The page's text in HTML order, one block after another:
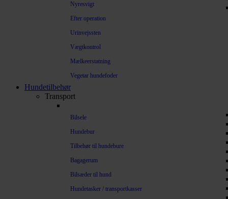
Nyresvigt
Efter operation
Urinvejssten
Vægtkontrol
Mælkeerstatning
Vegetar hundefoder
Hundetilbehør
Transport
Bilsele
Hundebur
Tilbehør til hundebure
Bagagerum
Bilsæder til hund
Hundetasker / transportkasser